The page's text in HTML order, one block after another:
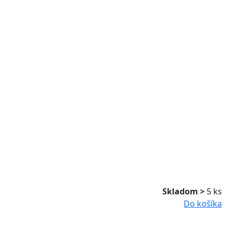
Skladom > 5 ks
Do košíka